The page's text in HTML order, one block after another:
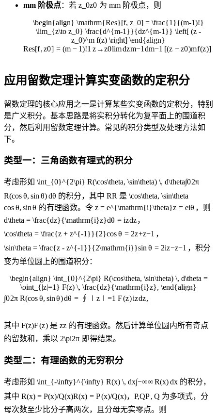
mm 阶极点：若 z_0z0 为 mm阶极点，则
\begin{align} \mathrm{Res}[f, z_0] = \frac{1}{(m-1)!}
\lim_{z\to z_0} \frac{d^{m-1}}{dz^{m-1}} \left[ (z -
z_0)^m f(z) \right] \end{align}
Res[f,z0] = (m − 1)!1 z →z0limdzm−1 dm−1 [(z − z0)mf(z)]
应用留数定理计算实变函数的定积分
留数定理的核心应用之一是计算某些实变函数的定积分，特别
是广义积分。基本思路是将实积分转化为复平面上的围道积
分，然后利用留数定理计算。常见的积分类型及处理方法如
下。
类型一：三角函数有理式的积分
考虑形如 \int_{0}^{2\pi} R(\cos\theta, \sin\theta) \, d\theta∫02π
R(cosθ, sin θ)dθ 的积分，其中RR 是\cos\theta, \sin\theta
cosθ, sin θ 的有理函数。令 z = e^{\mathrm{i}\theta}z = eiθ ，则
d\theta = \frac{dz}{\mathrm{i}z}dθ = izdz，
\cos\theta = \frac{z + z^{-1}}{2}cosθ = 2z+z−1 ，
\sin\theta = \frac{z - z^{-1}}{2\mathrm{i}}sin θ = 2iz−z−1 ，积分
变为单位圆上的围道积分：
\begin{align} \int_{0}^{2\pi} R(\cos\theta, \sin\theta) \, d\theta =
\oint_{|z|=1} F(z) \, \frac{dz}{\mathrm{i}z}, \end{align}
∫02π R(cosθ, sinθ)dθ = ∮ ∣ z ∣=1 F(z)izdz,
其中 F(z)F(z)是 zz 的有理函数。然后计算单位圆内所有奇点
的留数和，乘以 2\pi2π 即得结果。
类型二：有理函数的无穷积分
考虑形如 \int_{-\infty}^{\infty} R(x) \, dx∫−∞∞ R(x)dx 的积分，
其中 R(x) = P(x)/Q(x)R(x) = P(x)/Q(x)，P,QP, Q 为多项式，分
母次数至少比分子高两次，且分母无实零点。则